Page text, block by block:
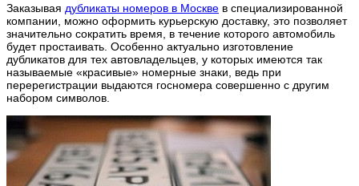
Заказывая дубликаты номеров в Москве в специализированной
компании, можно оформить курьерскую доставку, это позволяет
значительно сократить время, в течение которого автомобиль
будет простаивать. Особенно актуально изготовление
дубликатов для тех автовладельцев, у которых имеются так
называемые «красивые» номерные знаки, ведь при
перерегистрации выдаются госномера совершенно с другим
набором символов.